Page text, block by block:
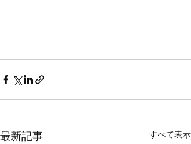
最新記事 すべて表示